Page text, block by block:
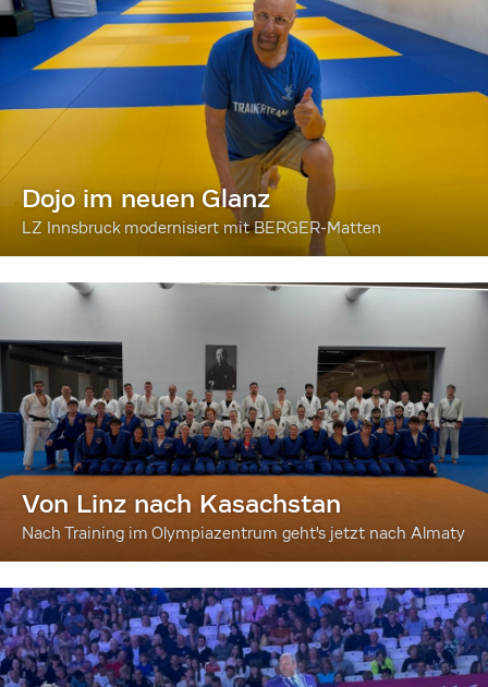
Dojo im neuen Glanz
LZ Innsbruck modernisiert mit BERGER-Matten
Von Linz nach Kasachstan
Nach Training im Olympiazentrum geht's jetzt nach Almaty